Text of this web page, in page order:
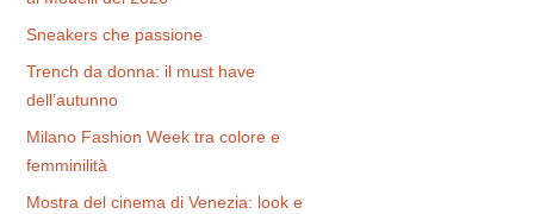
Sneakers che passione
Trench da donna: il must have
dell’autunno
Milano Fashion Week tra colore e
femminilità
Mostra del cinema di Venezia: look e